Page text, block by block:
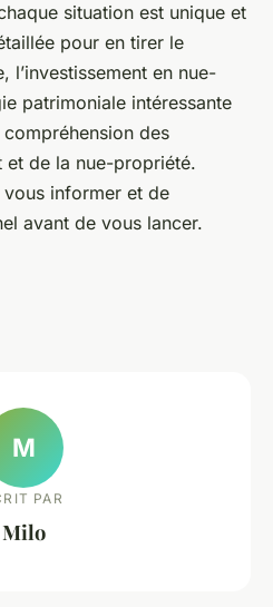
situation est unique et
pour en tirer le
l’investissement en nue-
patrimoniale intéressante
des
et de la nue-propriété.
informer et de
avant de vous lancer.
M
PAR
Milo